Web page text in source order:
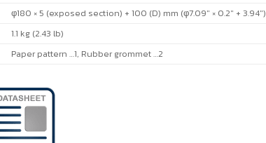
φ180 × 5 (exposed section) + 100 (D) mm (φ7.09″ × 0.2″ + 3.94″)
1.1 kg (2.43 lb)
Paper pattern …1, Rubber grommet …2